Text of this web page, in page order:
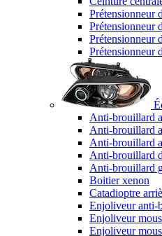
Prétensionneur
Prétensionneur
Prétensionneur
Prétensionneur
Anti-brouillard
Anti-brouillard
Anti-brouillard
Anti-brouillard
Anti-brouillard
Boitier xenon
Catadioptre
Enjoliveur anti-
Enjoliveur
Enjoliveur